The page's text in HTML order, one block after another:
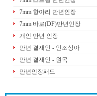
7mm 항아리 만년인장
7mm 바로(DF)만년인장
개인 만년 인장
만년 결재인 - 인조상아
만년 결재인 - 원목
만년인장패드